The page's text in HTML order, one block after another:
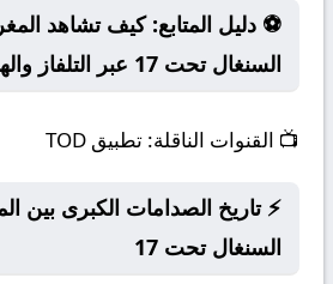
السنغال تحت 17 عبر التلفاز والهاتف؟
📺 القنوات الناقلة: تطبيق TOD
السنغال تحت 17